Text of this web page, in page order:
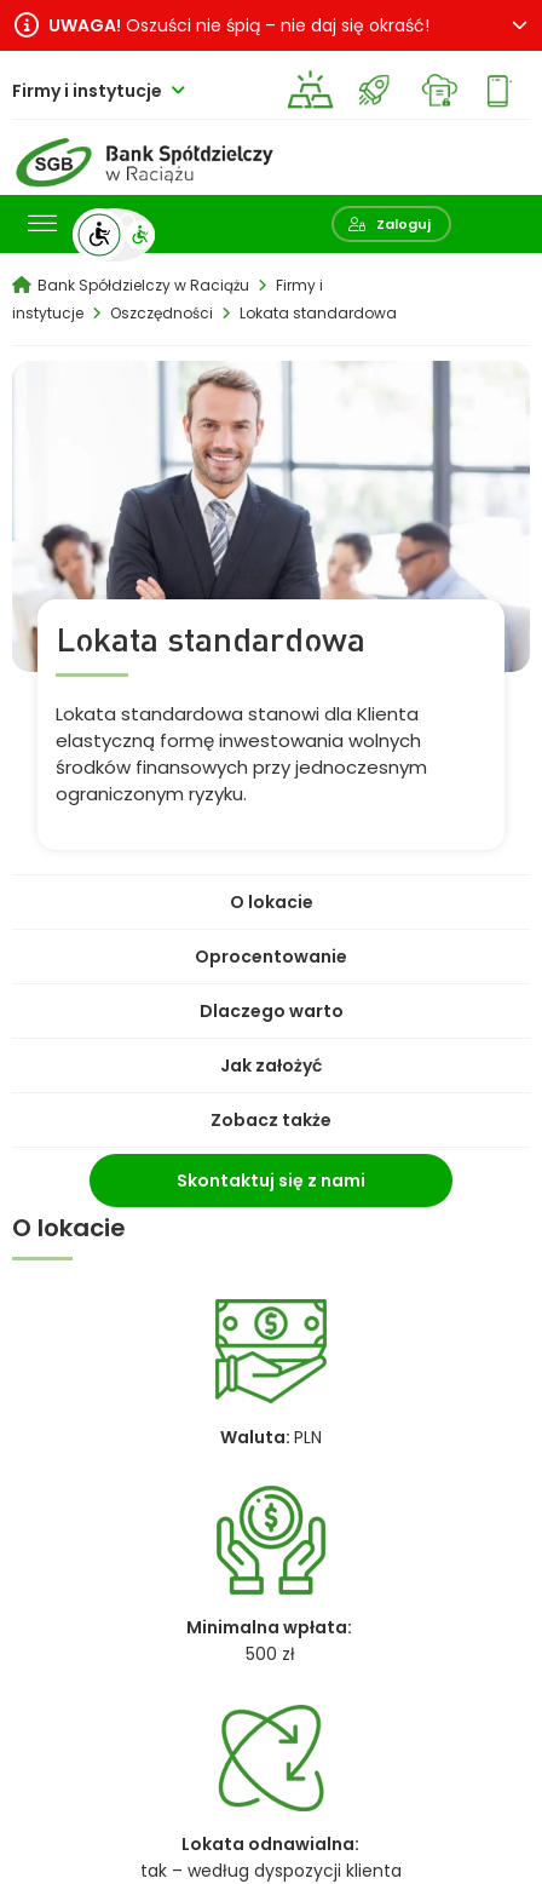
UWAGA! Oszuści nie śpią – nie daj się okraść!
Firmy i instytucje
Zaloguj
Pokaż wyszukiwarkę
Bank Spółdzielczy w Raciążu
Firmy i
instytucje
Oszczędności Lokata standardowa
Lokata standardowa
Lokata standardowa stanowi dla Klienta
elastyczną formę inwestowania wolnych
środków finansowych przy jednoczesnym
ograniczonym ryzyku.
O lokacie
Oprocentowanie
Dlaczego warto
Jak założyć
Zobacz także
Skontaktuj się z nami
O lokacie
Waluta: PLN
Minimalna wpłata:
500 zł
Lokata odnawialna:
tak – według dyspozycji klienta